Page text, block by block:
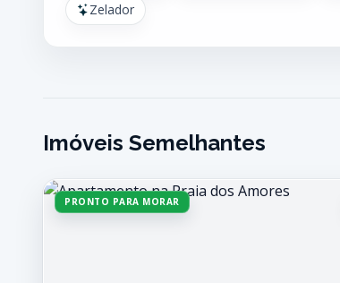
Zelador
Imóveis Semelhantes
PRONTO PARA MORAR